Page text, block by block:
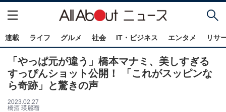
連載 ライフ グルメ 社会 IT・ビジネス エンタメ リサ
「やっぱ元が違う」橋本マナミ、美しすぎる
すっぴんショット公開！ 「これがスッピンな
ら奇跡」と驚きの声
2023.02.27
橋酒 瑛麗瑠